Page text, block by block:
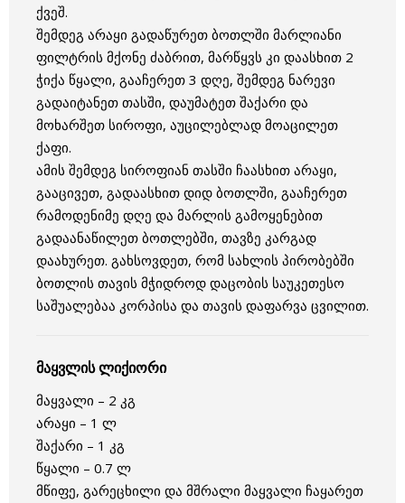
ქვეშ.
შემდეგ არაყი გადაწურეთ ბოთლში მარლიანი
ფილტრის მქონე ძაბრით, მარწყვს კი დაასხით 2
ჭიქა წყალი, გააჩერეთ 3 დღე, შემდეგ ნარევი
გადაიტანეთ თასში, დაუმატეთ შაქარი და
მოხარშეთ სიროფი, აუცილებლად მოაცილეთ
ქაფი.
ამის შემდეგ სიროფიან თასში ჩაასხით არაყი,
გააცივეთ, გადაასხით დიდ ბოთლში, გააჩერეთ
რამოდენიმე დღე და მარლის გამოყენებით
გადაანაწილეთ ბოთლებში, თავზე კარგად
დაახურეთ. გახსოვდეთ, რომ სახლის პირობებში
ბოთლის თავის მჭიდროდ დაცობის საუკეთესო
საშუალებაა კორპისა და თავის დაფარვა ცვილით.
მაყვლის ლიქიორი
მაყვალი – 2 კგ
არაყი – 1 ლ
შაქარი – 1 კგ
წყალი – 0.7 ლ
მწიფე, გარეცხილი და მშრალი მაყვალი ჩაყარეთ